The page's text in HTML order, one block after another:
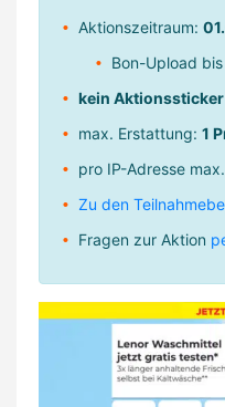
Aktionszeitraum:
Bon-Upload
kein Aktionssticker
max. Erstattung: 1
pro IP-Adresse
Zu den
Fragen zur Aktion